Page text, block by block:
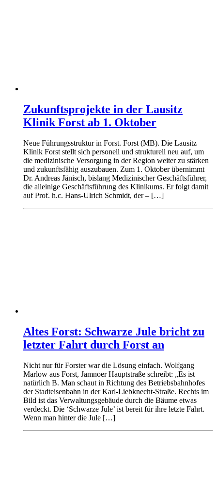
Zukunftsprojekte in der Lausitz
Klinik Forst ab 1. Oktober
Neue Führungsstruktur in Forst. Forst (MB). Die Lausitz
Klinik Forst stellt sich personell und strukturell neu auf, um
die medizinische Versorgung in der Region weiter zu stärken
und zukunftsfähig auszubauen. Zum 1. Oktober übernimmt
Dr. Andreas Jänisch, bislang Medizinischer Geschäftsführer,
die alleinige Geschäftsführung des Klinikums. Er folgt damit
auf Prof. h.c. Hans-Ulrich Schmidt, der – […]
Altes Forst: Schwarze Jule bricht zu
letzter Fahrt durch Forst an
Nicht nur für Forster war die Lösung einfach. Wolfgang
Marlow aus Forst, Jamnoer Hauptstraße schreibt: „Es ist
natürlich B. Man schaut in Richtung des Betriebsbahnhofes
der Stadteisenbahn in der Karl-Liebknecht-Straße. Rechts im
Bild ist das Verwaltungsgebäude durch die Bäume etwas
verdeckt. Die ‘Schwarze Jule’ ist bereit für ihre letzte Fahrt.
Wenn man hinter die Jule […]